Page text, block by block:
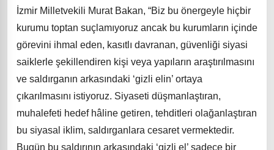
İzmir Milletvekili Murat Bakan, “Biz bu önergeyle hiçbir
kurumu toptan suçlamıyoruz ancak bu kurumların içinde
görevini ihmal eden, kasıtlı davranan, güvenliği siyasi
saiklerle şekillendiren kişi veya yapıların araştırılmasını
ve saldırganın arkasındaki ‘gizli elin’ ortaya
çıkarılmasını istiyoruz. Siyaseti düşmanlaştıran,
muhalefeti hedef hâline getiren, tehditleri olağanlaştıran
bu siyasal iklim, saldırganlara cesaret vermektedir.
Bugün bu saldırının arkasındaki ‘gizli el’ sadece bir